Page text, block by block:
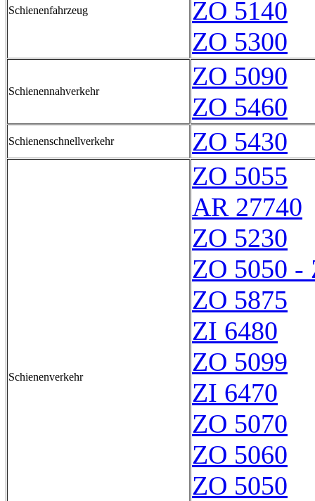
Schienenfahrzeug
ZO 5140
ZO 5300
Schienennahverkehr
ZO 5090
ZO 5460
Schienenschnellverkehr ZO 5430
Schienenverkehr
ZO 5055
AR 27740
ZO 5230
ZO 5050 -
ZO 5875
ZI 6480
ZO 5099
ZI 6470
ZO 5070
ZO 5060
ZO 5050